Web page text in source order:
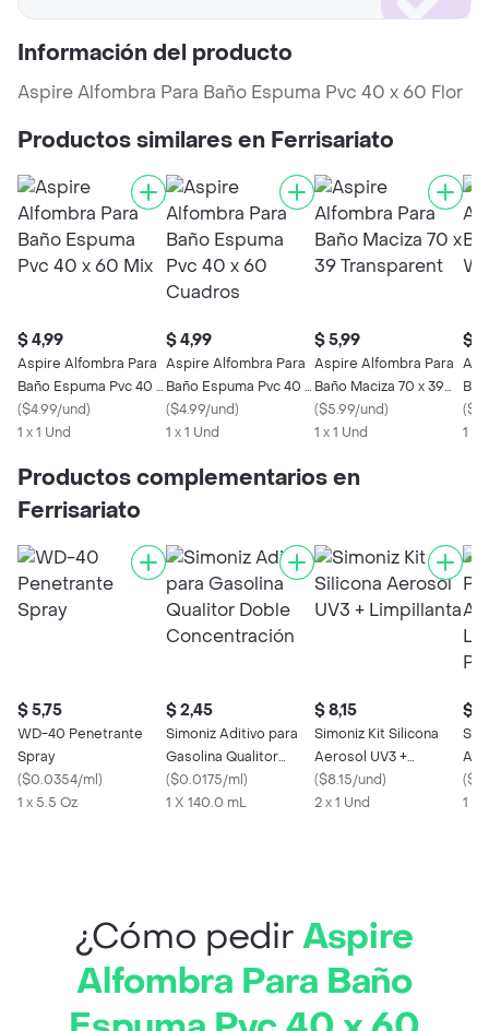
Información del producto
Aspire Alfombra Para Baño Espuma Pvc 40 x 60 Flor
Productos similares en Ferrisariato
$ 4,99
Aspire Alfombra Para
Baño Espuma Pvc 40 x
60 Mix
($4.99/und)
1 x 1 Und
$ 4,99
Aspire Alfombra Para
Baño Espuma Pvc 40 x
60 Cuadros
($4.99/und)
1 x 1 Und
$ 5,99
Aspire Alfombra Para
Baño Maciza 70 x 39
Transparent
($5.99/und)
1 x 1 Und
$
(
1 x
Productos complementarios en
Ferrisariato
$ 5,75
WD-40 Penetrante
Spray
($0.0354/ml)
1 x 5.5 Oz
$ 2,45
Simoniz Aditivo para
Gasolina Qualitor
Doble Concentración
($0.0175/ml)
1 X 140.0 mL
$ 8,15
Simoniz Kit Silicona
Aerosol UV3 +
Limpillanta
($8.15/und)
2 x 1 Und
$
(
1 x
¿Cómo pedirAspire
Alfombra Para Baño